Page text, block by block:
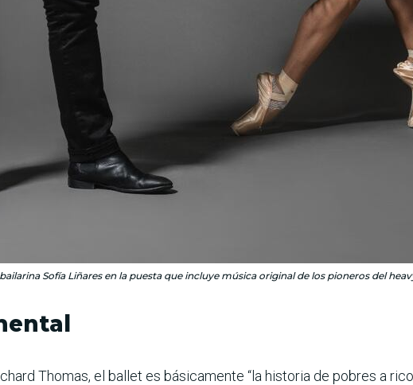
Sofía Liñares en la puesta que incluye música original de los pioneros del
Thomas, el ballet es básicamente “la historia de pobres a